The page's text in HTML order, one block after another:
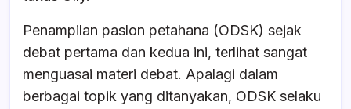
Penampilan paslon petahana (ODSK) sejak
debat pertama dan kedua ini, terlihat sangat
menguasai materi debat. Apalagi dalam
berbagai topik yang ditanyakan, ODSK selaku